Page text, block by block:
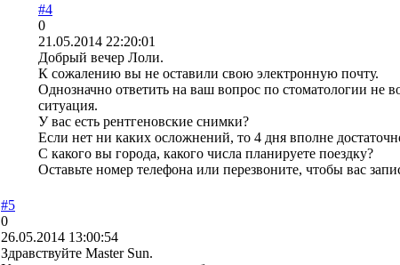
#4
0
21.05.2014 22:20:01
Добрый вечер Лоли.
К сожалению вы не оставили свою электронную почту.
Однозначно ответить на ваш вопрос по стоматологии не
ситуация.
У вас есть рентгеновские снимки?
Если нет ни каких осложнений, то 4 дня вполне
С какого вы города, какого числа планируете поездку?
Оставьте номер телефона или перезвоните, чтобы вас
#5
0
26.05.2014 13:00:54
Здравствуйте Master Sun.